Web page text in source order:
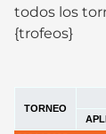
todos los
{trofeos}
TORNEO